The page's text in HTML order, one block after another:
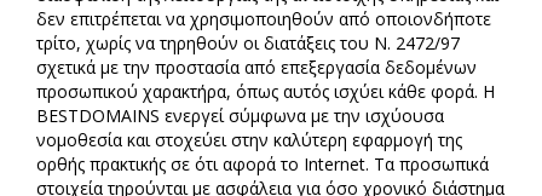
δεν επιτρέπεται να χρησιμοποιηθούν από οποιονδήποτε
τρίτο, χωρίς να τηρηθούν οι διατάξεις του Ν. 2472/97
σχετικά με την προστασία από επεξεργασία δεδομένων
προσωπικού χαρακτήρα, όπως αυτός ισχύει κάθε φορά. Η
BESTDOMAINS ενεργεί σύμφωνα με την ισχύουσα
νομοθεσία και στοχεύει στην καλύτερη εφαρμογή της
ορθής πρακτικής σε ότι αφορά το Internet. Τα προσωπικά
στοιχεία τηρούνται με ασφάλεια για όσο χρονικό διάστημα